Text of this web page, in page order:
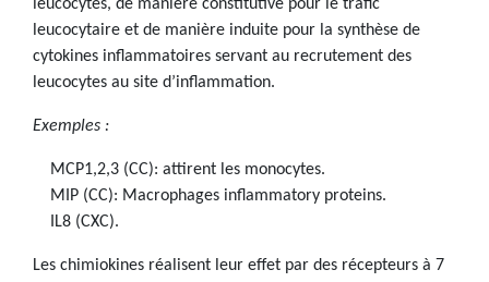
leucocytes, de manière constitutive pour le trafic
leucocytaire et de manière induite pour la synthèse de
cytokines inflammatoires servant au recrutement des
leucocytes au site d’inflammation.
Exemples :
MCP1,2,3 (CC): attirent les monocytes.
MIP (CC): Macrophages inflammatory proteins.
IL8 (CXC).
Les chimiokines réalisent leur effet par des récepteurs à 7